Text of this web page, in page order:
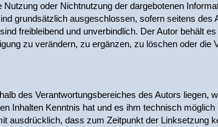
oder Nichtnutzung der dargebotenen
grundsätzlich ausgeschlossen, sofern seitens des
freibleibend und unverbindlich. Der Autor behält
zu verändern, zu ergänzen, zu löschen oder die
des Verantwortungsbereiches des Autors liegen,
Inhalten Kenntnis hat und es ihm technisch
ausdrücklich, dass zum Zeitpunkt der Linksetzung